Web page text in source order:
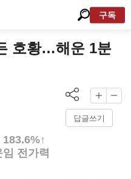
구독
호황…해운 1분
답글쓰기
전가력